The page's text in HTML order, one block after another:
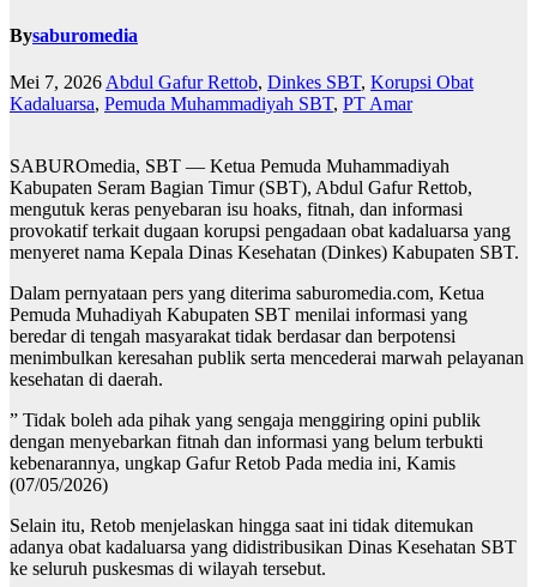
Bysaburomedia
Mei 7, 2026 Abdul Gafur Rettob, Dinkes SBT, Korupsi Obat
Kadaluarsa, Pemuda Muhammadiyah SBT, PT Amar
SABUROmedia, SBT — Ketua Pemuda Muhammadiyah
Kabupaten Seram Bagian Timur (SBT), Abdul Gafur Rettob,
mengutuk keras penyebaran isu hoaks, fitnah, dan informasi
provokatif terkait dugaan korupsi pengadaan obat kadaluarsa yang
menyeret nama Kepala Dinas Kesehatan (Dinkes) Kabupaten SBT.
Dalam pernyataan pers yang diterima saburomedia.com, Ketua
Pemuda Muhadiyah Kabupaten SBT menilai informasi yang
beredar di tengah masyarakat tidak berdasar dan berpotensi
menimbulkan keresahan publik serta mencederai marwah pelayanan
kesehatan di daerah.
” Tidak boleh ada pihak yang sengaja menggiring opini publik
dengan menyebarkan fitnah dan informasi yang belum terbukti
kebenarannya, ungkap Gafur Retob Pada media ini, Kamis
(07/05/2026)
Selain itu, Retob menjelaskan hingga saat ini tidak ditemukan
adanya obat kadaluarsa yang didistribusikan Dinas Kesehatan SBT
ke seluruh puskesmas di wilayah tersebut.